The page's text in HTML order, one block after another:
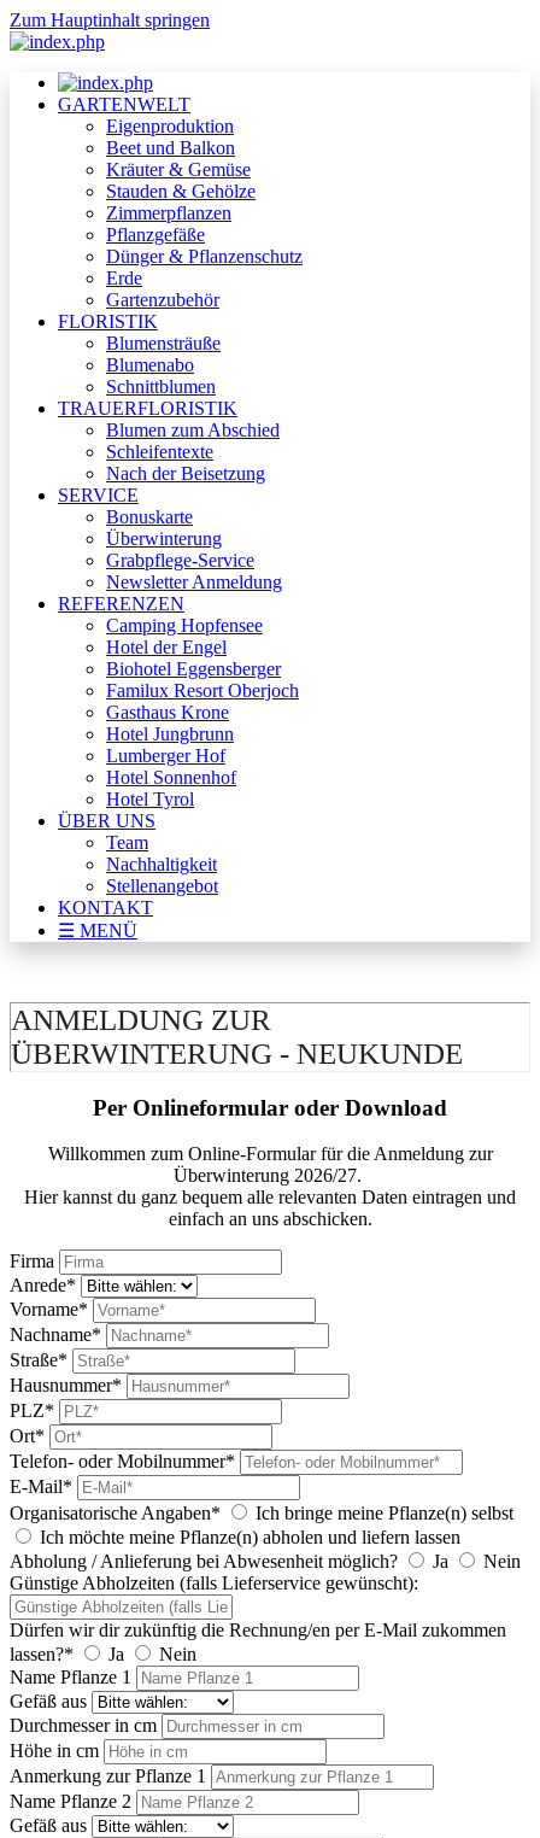
Zum Hauptinhalt springen
GARTENWELT
Eigenproduktion
Beet und Balkon
Kräuter & Gemüse
Stauden & Gehölze
Zimmerpflanzen
Pflanzgefäße
Dünger & Pflanzenschutz
Erde
Gartenzubehör
FLORISTIK
Blumensträuße
Blumenabo
Schnittblumen
TRAUERFLORISTIK
Blumen zum Abschied
Schleifentexte
Nach der Beisetzung
SERVICE
Bonuskarte
Überwinterung
Grabpflege-Service
Newsletter Anmeldung
REFERENZEN
Camping Hopfensee
Hotel der Engel
Biohotel Eggensberger
Familux Resort Oberjoch
Gasthaus Krone
Hotel Jungbrunn
Lumberger Hof
Hotel Sonnenhof
Hotel Tyrol
ÜBER UNS
Team
Nachhaltigkeit
Stellenangebot
KONTAKT
☰ MENÜ
Per Onlineformular oder Download
Willkommen zum Online-Formular für die Anmeldung zur
Überwinterung 2026/27.
Hier kannst du ganz bequem alle relevanten Daten eintragen und
einfach an uns abschicken.
Firma
Anrede*
Vorname*
Nachname*
Straße*
Hausnummer*
PLZ*
Ort*
Telefon- oder Mobilnummer*
E-Mail*
Organisatorische Angaben*
Ich bringe meine Pflanze(n) selbst
Ich möchte meine Pflanze(n) abholen und liefern lassen
Abholung / Anlieferung bei Abwesenheit möglich?
Ja
Nein
Günstige Abholzeiten (falls Lieferservice gewünscht):
Dürfen wir dir zukünftig die Rechnung/en per E-Mail zukommen
lassen?*
Ja
Nein
Name Pflanze 1
Gefäß aus
Durchmesser in cm
Höhe in cm
Anmerkung zur Pflanze 1
Name Pflanze 2
Gefäß aus